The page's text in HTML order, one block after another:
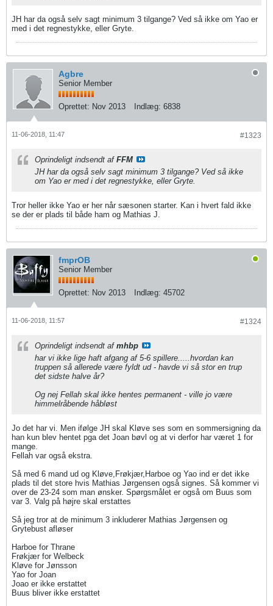
JH har da også selv sagt minimum 3 tilgange? Ved så ikke om Yao er
med i det regnestykke, eller Gryte.
Agbre
Senior Member
Oprettet: Nov 2013 Indlæg: 6838
#1323
11-06-2018, 11:47
Oprindeligt indsendt af FFM
JH har da også selv sagt minimum 3 tilgange? Ved så ikke
om Yao er med i det regnestykke, eller Gryte.
Tror heller ikke Yao er her når sæsonen starter. Kan i hvert fald ikke
se der er plads til både ham og Mathias J.
fmprOB
Senior Member
Oprettet: Nov 2013 Indlæg: 45702
#1324
11-06-2018, 11:57
Oprindeligt indsendt af mhbp
har vi ikke lige haft afgang af 5-6 spillere.....hvordan kan
truppen så allerede være fyldt ud - havde vi så stor en trup
det sidste halve år?
Og nej Fellah skal ikke hentes permanent - ville jo være
himmelråbende håbløst
Jo det har vi. Men ifølge JH skal Kløve ses som en sommersigning da
han kun blev hentet pga det Joan bøvl og at vi derfor har været 1 for
mange.
Fellah var også ekstra.
Så med 6 mand ud og Kløve,Frøkjær,Harboe og Yao ind er det ikke
plads til det store hvis Mathias Jørgensen også signes. Så kommer vi
over de 23-24 som man ønsker. Spørgsmålet er også om Buus som
var 3. Valg på højre skal erstattes
Så jeg tror at de minimum 3 inkluderer Mathias Jørgensen og
Grytebust afløser
Harboe for Thrane
Frøkjær for Welbeck
Kløve for Jønsson
Yao for Joan
Joao er ikke erstattet
Buus bliver ikke erstattet